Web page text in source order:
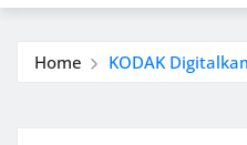
Home KODAK